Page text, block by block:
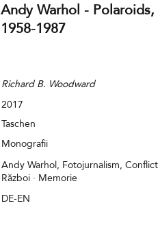
Andy Warhol - Polaroids,
1958-1987
Richard B. Woodward
2017
Taschen
Monografii
Andy Warhol, Fotojurnalism, Conflict
Război · Memorie
DE-EN